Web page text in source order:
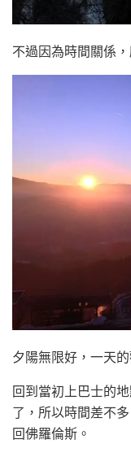
不過因為時間關係
夕陽無限好，一天
回到當初上巴士的
了，所以時間差不
回佛羅倫斯。